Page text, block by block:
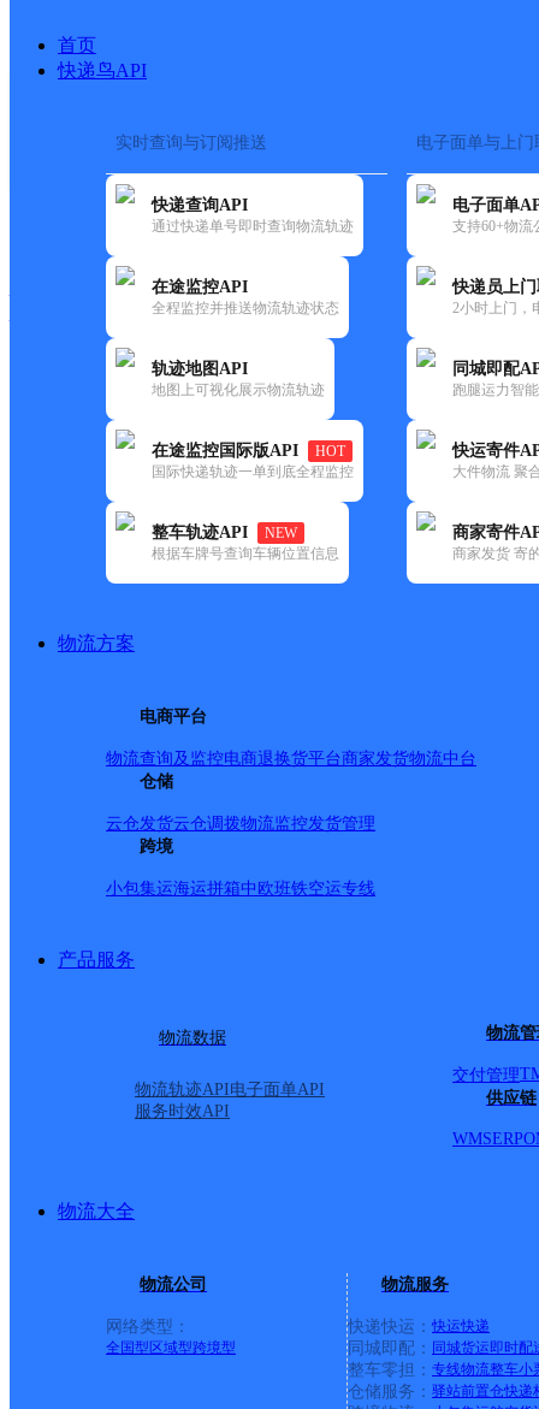
首页
快递鸟API
实时查询与订阅推送
快递查询API
通过快递单号即时查询物流轨迹
在途监控API
全程监控并推送物流轨迹状态
轨迹地图API
地图上可视化展示物流轨迹
在途监控国际版API
HOT
国际快递轨迹一单到底全程监控
整车轨迹API
NEW
根据车牌号查询车辆位置信息
电子面单与上门
电子面单
支持60+物流
快递员上
2小时上门，
同城即配
跑腿运力智
快运寄件
大件物流 聚
商家寄件
商家发货 寄
物流方案
电商平台
物流查询及监控电商退换货平台商家发货物流中台
仓储
云仓发货云仓调拨物流监控发货管理
跨境
小包集运海运拼箱中欧班铁空运专线
产品服务
物流数据
物流轨迹API电子面单API
服务时效API
物流
交付管理
供应链
WMSERP
物流大全
物流公司
网络类型：
全国型 区域型跨境型
物流服务
快递快运： 快运快递
同城即配： 同城货运即时配
整车零担： 专线物流整车小
仓储服务： 驿站前置仓快递
快运大全 快递时效
韵达
黑龙江鹤岗绥滨县忠仁镇分部
更新时间：2022-07-14 00:00:00
所属快递：韵达速递
所属区域：黑龙江省-鹤岗市-绥滨县
网点地址：黑龙江省鹤岗市绥滨县忠仁镇忠仁镇粮库一组
网点负责人：